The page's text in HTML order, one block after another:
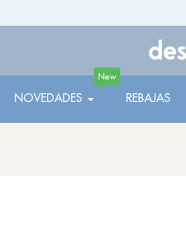
NOVEDADES
New
REBAJAS